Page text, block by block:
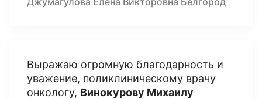
Выражаю огромную благодарность и
уважение, поликлиническому врачу
онкологу, Винокурову Михаилу